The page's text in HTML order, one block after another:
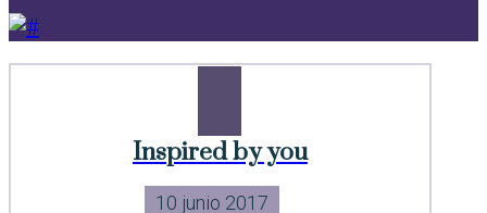
Inspired by you
10 junio 2017